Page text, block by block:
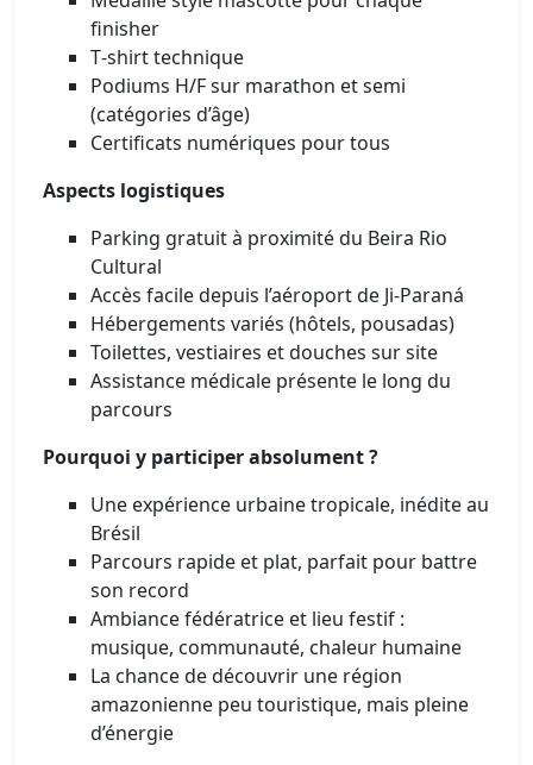
finisher
T‑shirt technique
Podiums H/F sur marathon et semi
(catégories d’âge)
Certificats numériques pour tous
Aspects logistiques
Parking gratuit à proximité du Beira Rio
Cultural
Accès facile depuis l’aéroport de Ji-Paraná
Hébergements variés (hôtels, pousadas)
Toilettes, vestiaires et douches sur site
Assistance médicale présente le long du
parcours
Pourquoi y participer absolument ?
Une expérience urbaine tropicale, inédite au
Brésil
Parcours rapide et plat, parfait pour battre
son record
Ambiance fédératrice et lieu festif :
musique, communauté, chaleur humaine
La chance de découvrir une région
amazonienne peu touristique, mais pleine
d’énergie